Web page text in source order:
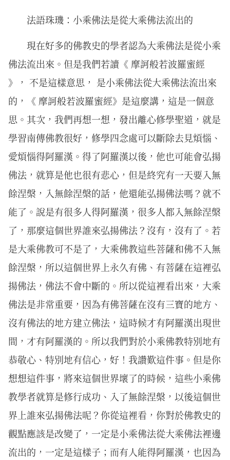
法語珠璣：小乘佛法是從大乘佛法流出的
現在好多的佛教史的學者認為大乘佛法是從小乘
佛法流出來。但是我們若讀《 摩訶般若波羅蜜經
》， 不是這樣意思， 是小乘佛法從大乘佛法流出來
的，《 摩訶般若波羅蜜經》是這麼講，這是一個意
思。其次，我們再想一想，發出離心修學聖道，就是
學習南傳佛教很好，修學四念處可以斷除去見煩惱、
愛煩惱得阿羅漢。得了阿羅漢以後，他也可能會弘揚
佛法，就算是他也很有悲心，但是終究有一天要入無
餘涅槃，入無餘涅槃的話，他還能弘揚佛法嗎？就不
能了。說是有很多人得阿羅漢，很多人都入無餘涅槃
了，那麼這個世界誰來弘揚佛法？沒有，沒有了。若
是大乘佛教可不是了，大乘佛教這些菩薩和佛不入無
餘涅槃，所以這個世界上永久有佛、有菩薩在這裡弘
揚佛法，佛法不會中斷的。所以從這裡看出來，大乘
佛法是非常重要，因為有佛菩薩在沒有三寶的地方、
沒有佛法的地方建立佛法，這時候才有阿羅漢出現世
間，才有阿羅漢的。所以我們對於小乘佛教特別地有
恭敬心、特別地有信心，好！我讚歎這件事。但是你
想想這件事，將來這個世界壞了的時候，這些小乘佛
教學者就算是修行成功、入了無餘涅槃，以後這個世
界上誰來弘揚佛法呢？你從這裡看，你對於佛教史的
觀點應該是改變了，一定是小乘佛法從大乘佛法裡邊
流出的，一定是這樣子；而有人能得阿羅漢，也因為